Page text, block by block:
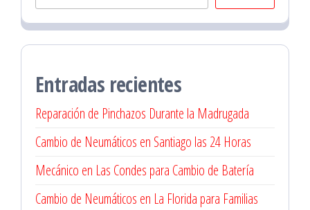
Entradas recientes
Reparación de Pinchazos Durante la Madrugada
Cambio de Neumáticos en Santiago las 24 Horas
Mecánico en Las Condes para Cambio de Batería
Cambio de Neumáticos en La Florida para Familias